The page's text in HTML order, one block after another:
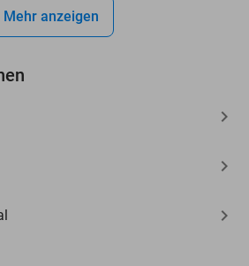
Mehr anzeigen